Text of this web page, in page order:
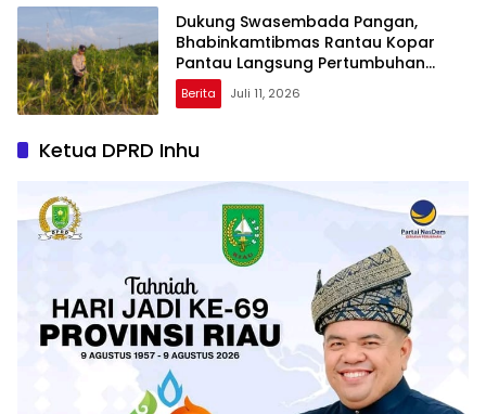
Dukung Swasembada Pangan,
Bhabinkamtibmas Rantau Kopar
Pantau Langsung Pertumbuhan
Jagung Pipil
Berita Juli 11, 2026
Ketua DPRD Inhu